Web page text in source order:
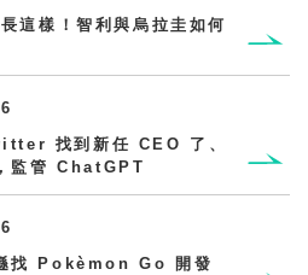
這樣！智利與烏拉圭如何
找到新任 CEO 了、
監管 ChatGPT
找 Pokèmon Go 開發